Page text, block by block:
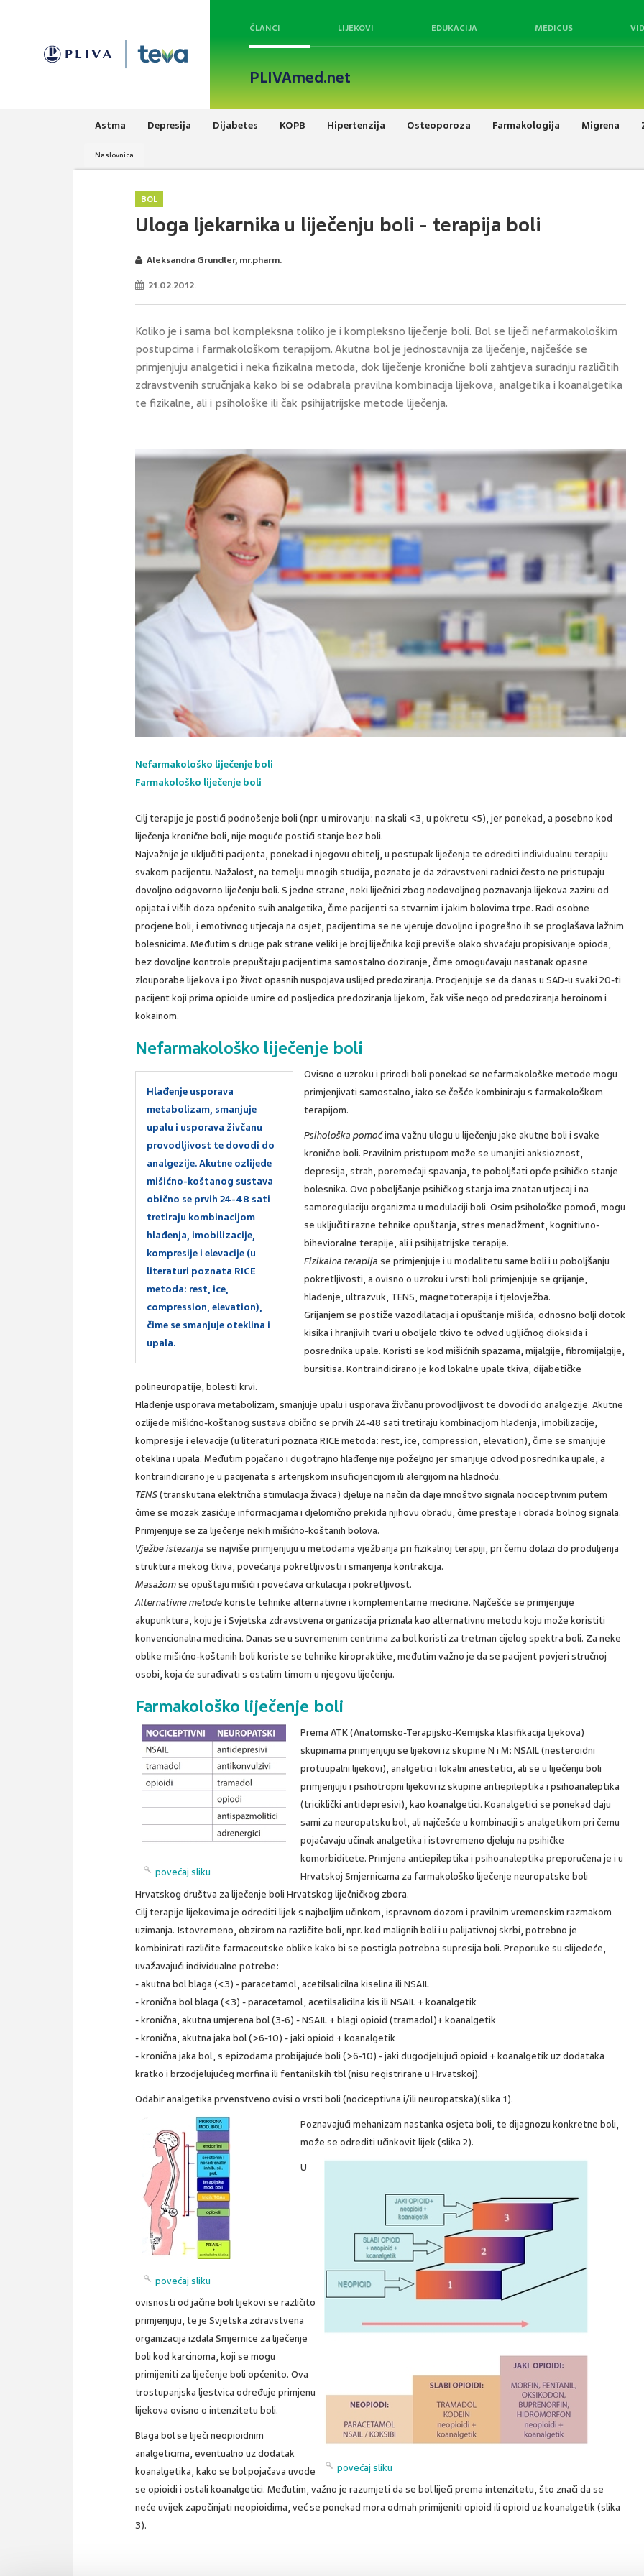
ČLANCI LIJEKOVI EDUKACIJA MEDICUS
PLIVAmed.net
Astma Depresija Dijabetes KOPB Hipertenzija Osteoporoza Farmakologija Migrena
Naslovnica
BOL
Uloga ljekarnika u liječenju boli - terapija boli
Aleksandra Grundler, mr.pharm.
21.02.2012.
Koliko je i sama bol kompleksna toliko je i kompleksno liječenje boli. Bol se liječi nefarmakološkim
postupcima i farmakološkom terapijom. Akutna bol je jednostavnija za liječenje, najčešće se
primjenjuju analgetici i neka fizikalna metoda, dok liječenje kronične boli zahtjeva suradnju različitih
zdravstvenih stručnjaka kako bi se odabrala pravilna kombinacija lijekova, analgetika i koanalgetika
te fizikalne, ali i psihološke ili čak psihijatrijske metode liječenja.
Nefarmakološko liječenje boli
Farmakološko liječenje boli
Cilj terapije je postići podnošenje boli (npr. u mirovanju: na skali <3, u pokretu <5), jer ponekad, a posebno kod
liječenja kronične boli, nije moguće postići stanje bez boli.
Najvažnije je uključiti pacijenta, ponekad i njegovu obitelj, u postupak liječenja te odrediti individualnu terapiju
svakom pacijentu. Nažalost, na temelju mnogih studija, poznato je da zdravstveni radnici često ne pristupaju
dovoljno odgovorno liječenju boli. S jedne strane, neki liječnici zbog nedovoljnog poznavanja lijekova zaziru od
opijata i viših doza općenito svih analgetika, čime pacijenti sa stvarnim i jakim bolovima trpe. Radi osobne
procjene boli, i emotivnog utjecaja na osjet, pacijentima se ne vjeruje dovoljno i pogrešno ih se proglašava lažnim
bolesnicima. Međutim s druge pak strane veliki je broj liječnika koji previše olako shvaćaju propisivanje opioda,
bez dovoljne kontrole prepuštaju pacijentima samostalno doziranje, čime omogućavaju nastanak opasne
zlouporabe lijekova i po život opasnih nuspojava uslijed predoziranja. Procjenjuje se da danas u SAD-u svaki 20-ti
pacijent koji prima opioide umire od posljedica predoziranja lijekom, čak više nego od predoziranja heroinom i
kokainom.
Nefarmakološko liječenje boli
Hlađenje usporava
metabolizam, smanjuje
upalu i usporava živčanu
provodljivost te dovodi do
analgezije. Akutne ozlijede
mišićno-koštanog sustava
obično se prvih 24-48 sati
tretiraju kombinacijom
hlađenja, imobilizacije,
kompresije i elevacije (u
literaturi poznata RICE
metoda: rest, ice,
compression, elevation),
čime se smanjuje oteklina i
upala.
Ovisno o uzroku i prirodi boli ponekad se nefarmakološke metode mogu
primjenjivati samostalno, iako se češće kombiniraju s farmakološkom
terapijom.
Psihološka pomoćima važnu ulogu u liječenju jake akutne boli i svake
kronične boli. Pravilnim pristupom može se umanjiti anksioznost,
depresija, strah, poremećaji spavanja, te poboljšati opće psihičko stanje
bolesnika. Ovo poboljšanje psihičkog stanja ima znatan utjecaj i na
samoregulaciju organizma u modulaciji boli. Osim psihološke pomoći, mogu
se uključiti razne tehnike opuštanja, stres menadžment, kognitivno-
bihevioralne terapije, ali i psihijatrijske terapije.
Fizikalna terapija se primjenjuje i u modalitetu same boli i u poboljšanju
pokretljivosti, a ovisno o uzroku i vrsti boli primjenjuje se grijanje,
hlađenje, ultrazvuk, TENS, magnetoterapija i tjelovježba.
Grijanjem se postiže vazodilatacija i opuštanje mišića, odnosno bolji dotok
kisika i hranjivih tvari u oboljelo tkivo te odvod ugljičnog dioksida i
posrednika upale. Koristi se kod mišićnih spazama, mijalgije, fibromijalgije,
bursitisa. Kontraindicirano je kod lokalne upale tkiva, dijabetičke
polineuropatije, bolesti krvi.
Hlađenje usporava metabolizam, smanjuje upalu i usporava živčanu provodljivost te dovodi do analgezije. Akutne
ozlijede mišićno-koštanog sustava obično se prvih 24-48 sati tretiraju kombinacijom hlađenja, imobilizacije,
kompresije i elevacije (u literaturi poznata RICE metoda: rest, ice, compression, elevation), čime se smanjuje
oteklina i upala. Međutim pojačano i dugotrajno hlađenje nije poželjno jer smanjuje odvod posrednika upale, a
kontraindicirano je u pacijenata s arterijskom insuficijencijom ili alergijom na hladnoću.
TENS(transkutana električna stimulacija živaca) djeluje na način da daje mnoštvo signala nociceptivnim putem
čime se mozak zasićuje informacijama i djelomično prekida njihovu obradu, čime prestaje i obrada bolnog signala.
Primjenjuje se za liječenje nekih mišićno-koštanih bolova.
Vježbe istezanja se najviše primjenjuju u metodama vježbanja pri fizikalnoj terapiji, pri čemu dolazi do produljenja
struktura mekog tkiva, povećanja pokretljivosti i smanjenja kontrakcija.
Masažomse opuštaju mišići i povećava cirkulacija i pokretljivost.
Alternativne metodekoriste tehnike alternativne i komplementarne medicine. Najčešće se primjenjuje
akupunktura, koju je i Svjetska zdravstvena organizacija priznala kao alternativnu metodu koju može koristiti
konvencionalna medicina. Danas se u suvremenim centrima za bol koristi za tretman cijelog spektra boli. Za neke
oblike mišićno-koštanih boli koriste se tehnike kiropraktike, međutim važno je da se pacijent povjeri stručnoj
osobi, koja će surađivati s ostalim timom u njegovu liječenju.
Farmakološko liječenje boli
povećaj sliku
Prema ATK (Anatomsko-Terapijsko-Kemijska klasifikacija lijekova)
skupinama primjenjuju se lijekovi iz skupine N i M: NSAIL (nesteroidni
protuupalni lijekovi), analgetici i lokalni anestetici, ali se u liječenju boli
primjenjuju i psihotropni lijekovi iz skupine antiepileptika i psihoanaleptika
(triciklički antidepresivi), kao koanalgetici. Koanalgetici se ponekad daju
sami za neuropatsku bol, ali najčešće u kombinaciji s analgetikom pri čemu
pojačavaju učinak analgetika i istovremeno djeluju na psihičke
komorbiditete. Primjena antiepileptika i psihoanaleptika preporučena je i u
Hrvatskoj Smjernicama za farmakološko liječenje neuropatske boli
Hrvatskog društva za liječenje boli Hrvatskog liječničkog zbora.
Cilj terapije lijekovima je odrediti lijek s najboljim učinkom, ispravnom dozom i pravilnim vremenskim razmakom
uzimanja. Istovremeno, obzirom na različite boli, npr. kod malignih boli i u palijativnoj skrbi, potrebno je
kombinirati različite farmaceutske oblike kako bi se postigla potrebna supresija boli. Preporuke su slijedeće,
uvažavajući individualne potrebe:
- akutna bol blaga (<3) - paracetamol, acetilsalicilna kiselina ili NSAIL
- kronična bol blaga (<3) - paracetamol, acetilsalicilna kis ili NSAIL + koanalgetik
- kronična, akutna umjerena bol (3-6) - NSAIL + blagi opioid (tramadol)+ koanalgetik
- kronična, akutna jaka bol (>6-10) - jaki opioid + koanalgetik
- kronična jaka bol, s epizodama probijajuće boli (>6-10) - jaki dugodjelujući opioid + koanalgetik uz dodataka
kratko i brzodjelujućeg morfina ili fentanilskih tbl (nisu registrirane u Hrvatskoj).
Odabir analgetika prvenstveno ovisi o vrsti boli (nociceptivna i/ili neuropatska)(slika 1).
povećaj sliku
Poznavajući mehanizam nastanka osjeta boli, te dijagnozu konkretne boli,
može se odrediti učinkovit lijek (slika 2).
povećaj sliku
U
ovisnosti od jačine boli lijekovi se različito
primjenjuju, te je Svjetska zdravstvena
organizacija izdala Smjernice za liječenje
boli kod karcinoma, koji se mogu
primijeniti za liječenje boli općenito. Ova
trostupanjska ljestvica određuje primjenu
lijekova ovisno o intenzitetu boli.
Blaga bol se liječi neopioidnim
analgeticima, eventualno uz dodatak
koanalgetika, kako se bol pojačava uvode
se opioidi i ostali koanalgetici. Međutim, važno je razumjeti da se bol liječi prema intenzitetu, što znači da se
neće uvijek započinjati neopioidima, već se ponekad mora odmah primijeniti opioid ili opioid uz koanalgetik (slika
3).